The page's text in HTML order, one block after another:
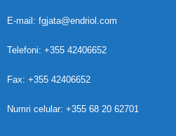
E-mail: fgjata@endriol.com
Telefoni: +355 42406652
Fax: +355 42406652
Numri celular: +355 68 20 62701